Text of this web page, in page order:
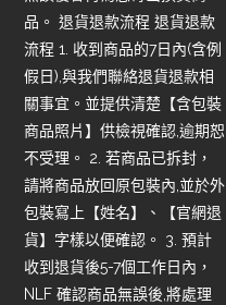
品。 退貨退款流程 退貨退款
流程 1. 收到商品的7日內(含例
假日),與我們聯絡退貨退款相
關事宜。並提供清楚【含包裝
商品照片】供檢視確認,逾期恕
不受理。 2. 若商品已拆封，
請將商品放回原包裝內,並於外
包裝寫上【姓名】、【官網退
貨】字樣以便確認。 3. 預計
收到退貨後5-7個工作日內，
NLF 確認商品無誤後,將處理